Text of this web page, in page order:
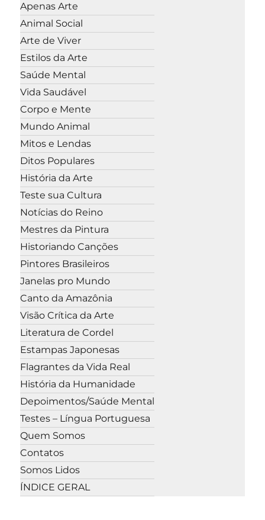
Apenas Arte
Animal Social
Arte de Viver
Estilos da Arte
Saúde Mental
Vida Saudável
Corpo e Mente
Mundo Animal
Mitos e Lendas
Ditos Populares
História da Arte
Teste sua Cultura
Notícias do Reino
Mestres da Pintura
Historiando Canções
Pintores Brasileiros
Janelas pro Mundo
Canto da Amazônia
Visão Crítica da Arte
Literatura de Cordel
Estampas Japonesas
Flagrantes da Vida Real
História da Humanidade
Depoimentos/Saúde Mental
Testes – Língua Portuguesa
Quem Somos
Contatos
Somos Lidos
ÍNDICE GERAL